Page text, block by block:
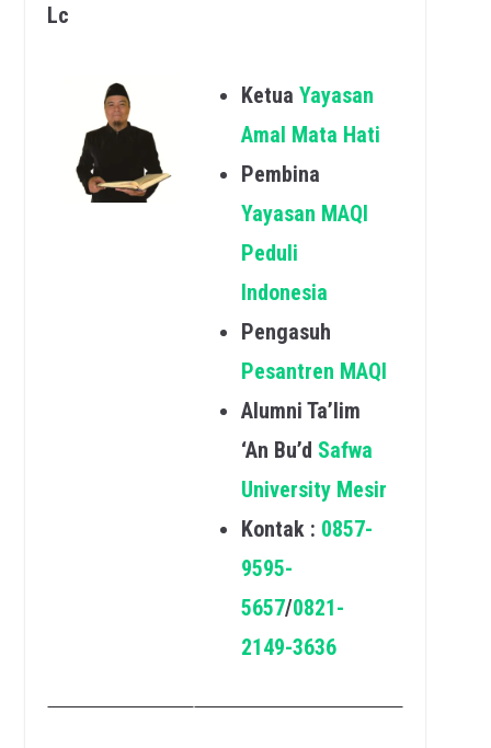
Lc
Ketua Yayasan
Amal Mata Hati
Pembina
Yayasan MAQI
Peduli
Indonesia
Pengasuh
Pesantren MAQI
Alumni Ta’lim
‘An Bu’d Safwa
University Mesir
Kontak : 0857-
9595-
5657/0821-
2149-3636